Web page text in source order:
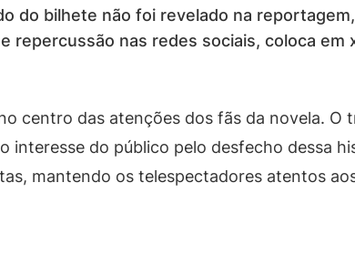
do bilhete não foi revelado na
repercussão nas redes sociais, coloca em
centro das atenções dos fãs da novela. O
interesse do público pelo desfecho dessa
mantendo os telespectadores atentos